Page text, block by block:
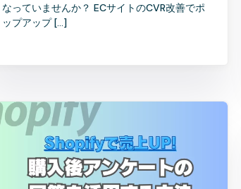
なっていませんか？ ECサイトのCVR改善でポ
ップアップ […]